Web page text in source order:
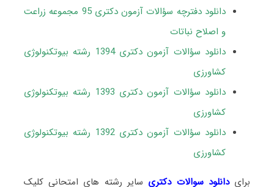
دانلود دفترچه سؤالات آزمون دکتری 95 مجموعه زراعت
و اصلاح نباتات
دانلود سؤالات آزمون دکتری 1394 رشته بیوتکنولوژی
کشاورزی
دانلود سؤالات آزمون دکتری 1393 رشته بیوتکنولوژی
کشاورزی
دانلود سؤالات آزمون دکتری 1392 رشته بیوتکنولوژی
کشاورزی
برایدانلود سوالات دکتری سایر رشته های امتحانی کلیک